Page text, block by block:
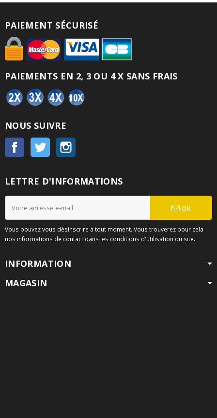
PAIEMENT SÉCURISÉ
PAIEMENTS EN 2, 3 OU 4 X SANS FRAIS
NOUS SUIVRE
Facebook Twitter
LETTRE D'INFORMATIONS
ok
Vous pouvez vous désinscrire à tout moment. Vous trouverez pour cela
nos informations de contact dans les conditions d'utilisation du site.
INFORMATION
MAGASIN